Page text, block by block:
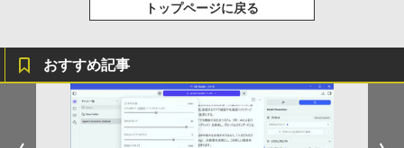
トップページに戻る
おすすめ記事